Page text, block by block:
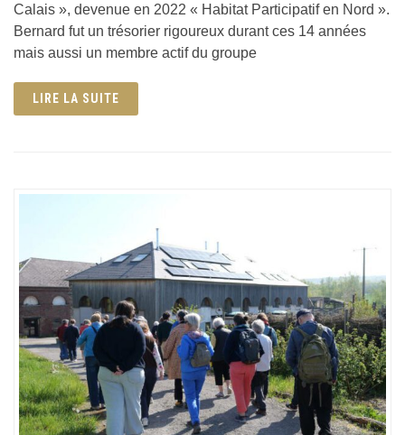
Calais », devenue en 2022 « Habitat Participatif en Nord ».
Bernard fut un trésorier rigoureux durant ces 14 années
mais aussi un membre actif du groupe
LIRE LA SUITE